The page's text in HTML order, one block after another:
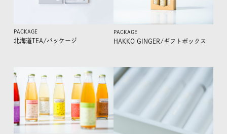
PACKAGE
北海道TEA/パッケージ
PACKAGE
HAKKO GINGER/ギフトボックス